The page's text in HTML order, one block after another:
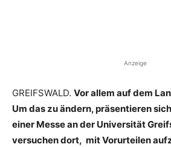
Anzeige
GREIFSWALD. Vor allem auf dem
Um das zu ändern, präsentieren
einer Messe an der Universität
versuchen dort, mit Vorurteilen